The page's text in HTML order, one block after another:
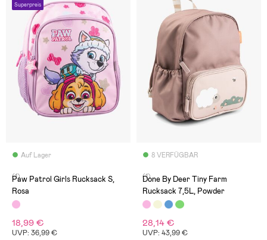
Superpreis
Auf Lager
(1)
Paw Patrol Girls Rucksack S,
Rosa
18,99 €
UVP: 36,99 €
8 VERFÜGBAR
(1)
Done By Deer Tiny Farm
Rucksack 7,5L, Powder
28,14 €
UVP: 43,99 €